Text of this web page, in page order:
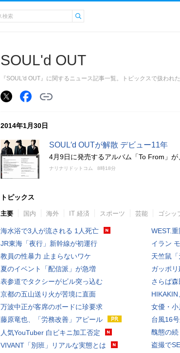
SOUL'd OUT
『SOUL'd OUT』に関するニュース記事一覧。トピックスで扱われ
2014年1月30日
SOUL′d OUTが解散 デビュー11年
4月9日に発売するアルバム「To From」が
ナリナリドットコム 8時18分
トピックス
主要 国内 海外 IT 経済 スポーツ 芸能 ゴシッ
海水浴で3人が流される 1人死亡
JR東海「夜行」新幹線が初運行
教員の性暴力 止まらないワケ
夏のイベント「配信派」が急増
表参道でタクシーがビル突っ込む
京都の五山送り火が苦境に直面
万波中正が客席のボードに珍要求
藤原竜也、「労務改善」アピール
人気YouTuber 白ビキニ加工否定
VIVANT「別班」リアルな実態とは
WEST.
イラン
天竺鼠
ガッポ
さらば
女優・
台風16
醜態の
盗撮で